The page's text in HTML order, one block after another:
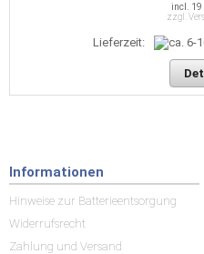
incl. 19
zzgl.
Lieferzeit:
Informationen
Hinweise zur Batterieentsorgung
Widerrufsrecht
Zahlung und Versand